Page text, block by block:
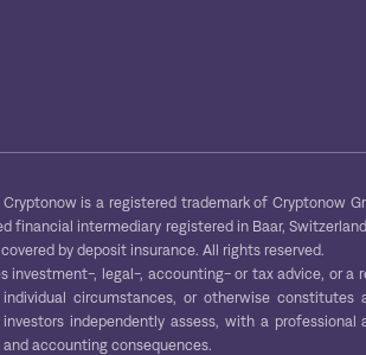
is a registered trademark of Cryptonow
financial intermediary registered in Baar,
by deposit insurance. All rights reserved.
investment-, legal-, accounting- or tax advice, or a
circumstances, or otherwise constitutes
independently assess, with a
accounting consequences.